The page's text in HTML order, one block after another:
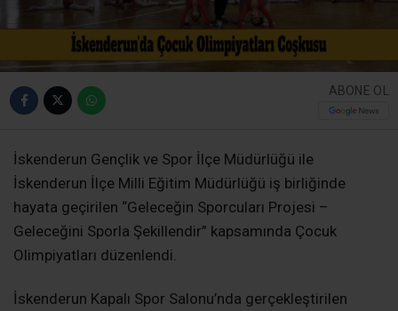
ABONE OL
İskenderun Gençlik ve Spor İlçe Müdürlüğü ile
İskenderun İlçe Milli Eğitim Müdürlüğü iş birliğinde
hayata geçirilen “Geleceğin Sporcuları Projesi –
Geleceğini Sporla Şekillendir” kapsamında Çocuk
Olimpiyatları düzenlendi.
İskenderun Kapalı Spor Salonu’nda gerçekleştirilen